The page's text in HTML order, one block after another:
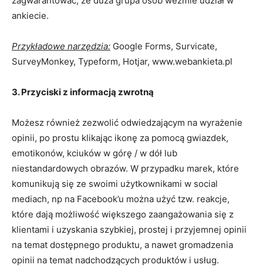
ankiecie.
Przykładowe narzędzia: Google Forms, Survicate,
SurveyMonkey, Typeform, Hotjar, www.webankieta.pl
3. Przyciski z informacją zwrotną
Możesz również zezwolić odwiedzającym na wyrażenie
opinii, po prostu klikając ikonę za pomocą gwiazdek,
emotikonów, kciuków w górę / w dół lub
niestandardowych obrazów. W przypadku marek, które
komunikują się ze swoimi użytkownikami w social
mediach, np na Facebook’u można użyć tzw. reakcje,
które dają możliwość większego zaangażowania się z
klientami i uzyskania szybkiej, prostej i przyjemnej opinii
na temat dostępnego produktu, a nawet gromadzenia
opinii na temat nadchodzących produktów i usług.